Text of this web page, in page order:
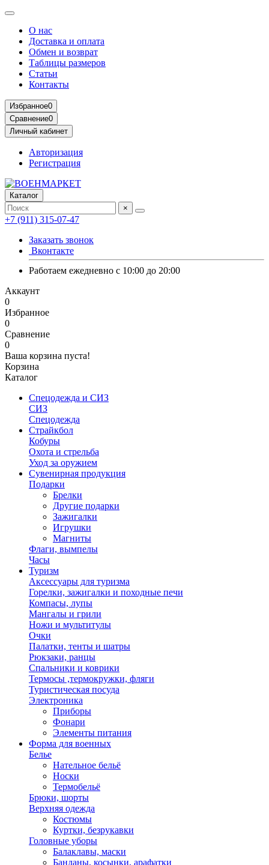
О нас
Доставка и оплата
Обмен и возврат
Таблицы размеров
Статьи
Контакты
Избранное0
Сравнение0
Личный кабинет
Авторизация
Регистрация
Каталог
×
+7 (911) 315-07-47
Заказать звонок
Вконтакте
Работаем ежедневно с 10:00 до 20:00
Аккаунт
0
Избранное
0
Сравнение
0
Ваша корзина пуста!
Корзина
Каталог
Спецодежда и СИЗ
СИЗ
Спецодежда
Страйкбол
Кобуры
Охота и стрельба
Уход за оружием
Сувенирная продукция
Подарки
Брелки
Другие подарки
Зажигалки
Игрушки
Магниты
Флаги, вымпелы
Часы
Туризм
Аксессуары для туризма
Горелки, зажигалки и походные печи
Компасы, лупы
Мангалы и грили
Ножи и мультитулы
Очки
Палатки, тенты и шатры
Рюкзаки, ранцы
Спальники и коврики
Термосы ,термокружки, фляги
Туристическая посуда
Электроника
Приборы
Фонари
Элементы питания
Форма для военных
Белье
Нательное бельё
Носки
Термобельё
Брюки, шорты
Верхняя одежда
Костюмы
Куртки, безрукавки
Головные уборы
Балаклавы, маски
Банданы, косынки, арафатки